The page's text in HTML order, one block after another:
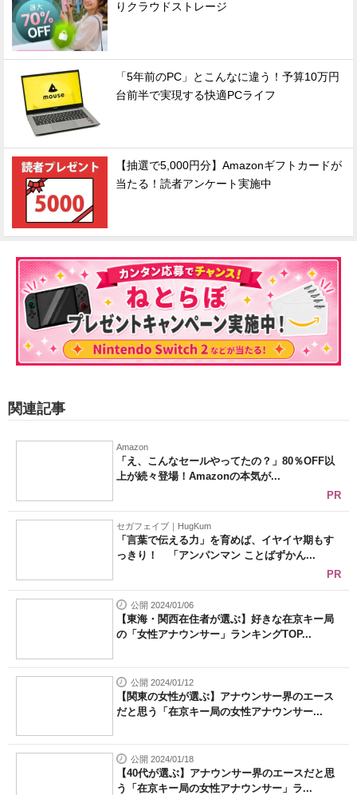
りクラウドストレージ
「5年前のPC」とこんなに違う！予算10万円
台前半で実現する快適PCライフ
【抽選で5,000円分】Amazonギフトカードが
当たる！読者アンケート実施中
関連記事
Amazon
「え、こんなセールやってたの？」80％OFF以
上が続々登場！Amazonの本気が...
PR
セガフェイブ｜HugKum
「言葉で伝える力」を育めば、イヤイヤ期もす
っきり！ 「アンパンマン ことばずかん...
PR
公開 2024/01/06
【東海・関西在住者が選ぶ】好きな在京キー局
の「女性アナウンサー」ランキングTOP...
公開 2024/01/12
【関東の女性が選ぶ】アナウンサー界のエース
だと思う「在京キー局の女性アナウンサー...
公開 2024/01/18
【40代が選ぶ】アナウンサー界のエースだと思
う「在京キー局の女性アナウンサー」ラ...